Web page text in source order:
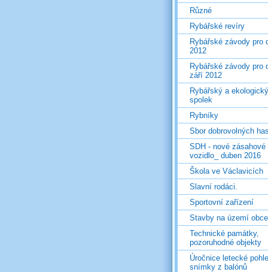
Různé
Rybářské revíry
Rybářské závody pro
2012
Rybářské závody pro
září 2012
Rybářský a ekologický
spolek
Rybníky
Sbor dobrovolných
SDH - nové zásahové
vozidlo_ duben 2016
Škola ve Václavicích
Slavní rodáci.
Sportovní zařízení
Stavby na území obce
Technické památky,
pozoruhodné objekty
Úročnice letecké
snímky z balónů